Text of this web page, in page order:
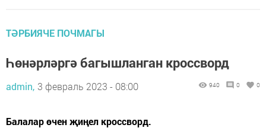
ТӘРБИЯЧЕ ПОЧМАГЫ
Һөнәрләргә багышланган кроссворд
admin, 3 февраль 2023 - 08:00 940 0 0
Балалар өчен җиңел кроссворд.